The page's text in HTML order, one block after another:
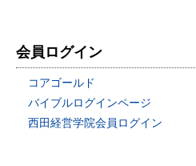
会員ログイン
コアゴールド
バイブルログインページ
西田経営学院会員ログイン